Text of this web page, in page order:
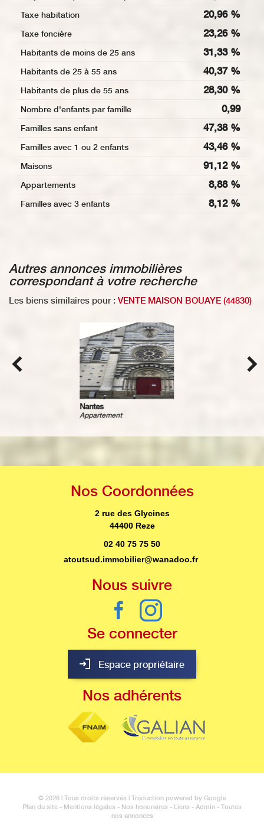
Taxe habitation 20,96 %
Taxe foncière 23,26 %
Habitants de moins de 25 ans 31,33 %
Habitants de 25 à 55 ans 40,37 %
Habitants de plus de 55 ans 28,30 %
Nombre d'enfants par famille 0,99
Familles sans enfant 47,38 %
Familles avec 1 ou 2 enfants 43,46 %
Maisons 91,12 %
Appartements 8,88 %
Familles avec 3 enfants 8,12 %
autres annonces immobilières
correspondant à votre recherche
Les biens similaires pour : VENTE MAISON BOUAYE (44830)
Nantes
Appartement
Nos Coordonnées
2 rue des Glycines
44400 Reze
02 40 75 75 50
atoutsud.immobilier@wanadoo.fr
Nous suivre
Se connecter
Espace propriétaire
Nos adhérents
© 2026 | Tous droits réservés | Traduction powered by Google
Plan du site - Mentions légales - Nos honoraires - Liens - Admin - Toutes
nos annonces